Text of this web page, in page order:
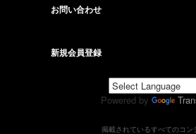
お問い合わせ
新規会員登録
Powered by
掲載されているすべてのコン